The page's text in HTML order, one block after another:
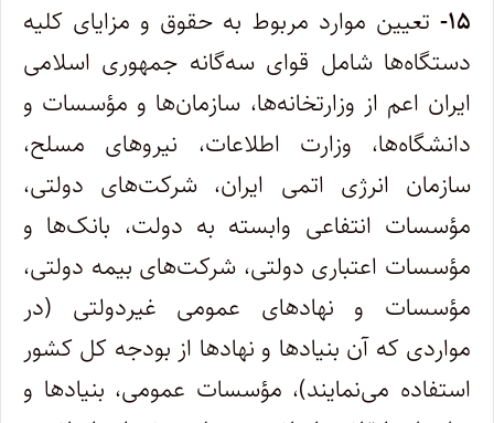
۱۵- تعیین موارد مربوط به حقوق و مزایای کلیه
دستگاه‌ها شامل قوای سه‌گانه جمهوری اسلامی
ایران اعم از وزارتخانه‌ها، سازمان‌ها و مؤسسات و
دانشگاه‌ها، وزارت اطلاعات، نیروهای مسلح،
سازمان انرژی اتمی ایران، شرکت‌های دولتی،
مؤسسات انتفاعی وابسته به دولت، بانک‌ها و
مؤسسات اعتباری دولتی، شرکت‌های بیمه دولتی،
مؤسسات و نهادهای عمومی غیردولتی (در
مواردی که آن بنیادها و نهادها از بودجه کل کشور
استفاده می‌نمایند)، مؤسسات عمومی، بنیادها و